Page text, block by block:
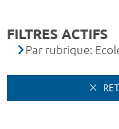
FILTRES ACTIFS
Par rubrique: